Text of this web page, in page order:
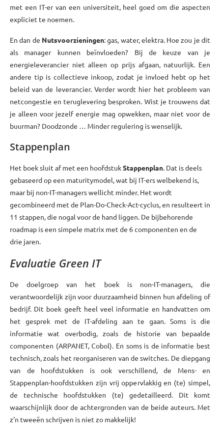
met een IT-er van een universiteit, heel goed om die aspecten
expliciet te noemen.
En dan de Nutsvoorzieningen: gas, water, elektra. Hoe zou je dit
als manager kunnen beïnvloeden? Bij de keuze van je
energieleverancier niet alleen op prijs afgaan, natuurlijk. Een
andere tip is collectieve inkoop, zodat je invloed hebt op het
beleid van de leverancier. Verder wordt hier het probleem van
netcongestie en teruglevering besproken. Wist je trouwens dat
je alleen voor jezelf energie mag opwekken, maar niet voor de
buurman? Doodzonde … Minder regulering is wenselijk.
Stappenplan
Het boek sluit af met een hoofdstukStappenplan. Dat is deels
gebaseerd op een maturitymodel, wat bij IT-ers welbekend is,
maar bij non-IT-managers wellicht minder. Het wordt
gecombineerd met de Plan-Do-Check-Act-cyclus, en resulteert in
11 stappen, die nogal voor de hand liggen. De bijbehorende
roadmap is een simpele matrix met de 6 componenten en de
drie jaren.
Evaluatie Green IT
De doelgroep van het boek is non-IT-managers, die
verantwoordelijk zijn voor duurzaamheid binnen hun afdeling of
bedrijf. Dit boek geeft heel veel informatie en handvatten om
het gesprek met de IT-afdeling aan te gaan. Soms is die
informatie wat overbodig, zoals de historie van bepaalde
componenten (ARPANET, Cobol). En soms is de informatie best
technisch, zoals het reorganiseren van de switches. De diepgang
van de hoofdstukken is ook verschillend, de Mens- en
Stappenplan-hoofdstukken zijn vrij oppervlakkig en (te) simpel,
de technische hoofdstukken (te) gedetailleerd. Dit komt
waarschijnlijk door de achtergronden van de beide auteurs. Met
z’n tweeën schrijven is niet zo makkelijk!